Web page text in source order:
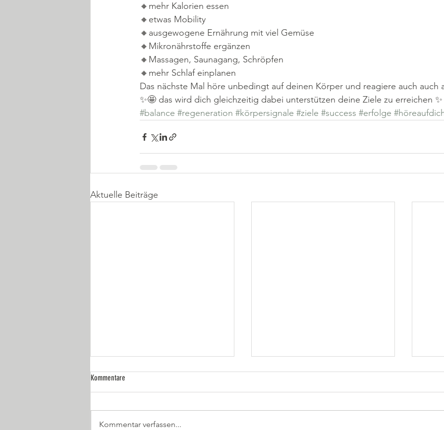
🔸mehr Kalorien essen
🔸etwas Mobility
🔸ausgewogene Ernährung mit viel Gemüse
🔸Mikronährstoffe ergänzen
🔸Massagen, Saunagang, Schröpfen
🔸mehr Schlaf einplanen
Das nächste Mal höre unbedingt auf deinen Körper und reagiere auch auch
✨🤩 das wird dich gleichzeitig dabei unterstützen deine Ziele zu erreichen ✨
#balance #regeneration #körpersignale #ziele #success #erfolge
Aktuelle Beiträge
Kommentare
Kommentar verfassen...